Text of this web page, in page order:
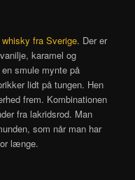
whisky fra Sverige. Der er
karamel og
smule mynte på
lidt på tungen. Hen
frem. Kombinationen
fra lakridsrod. Man
som når man har
længe.